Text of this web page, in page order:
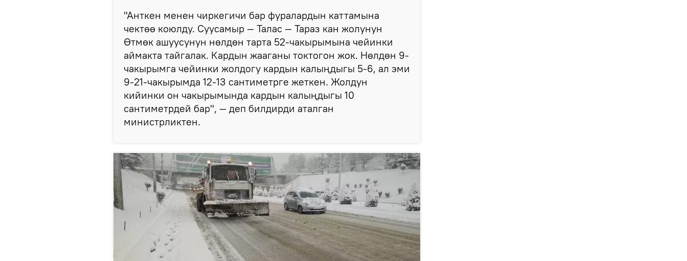
"Анткен менен чиркегичи бар фуралардын каттамына
чектөө коюлду. Суусамыр — Талас — Тараз кан жолунун
Өтмөк ашуусунун нөлдөн тарта 52-чакырымына чейинки
аймакта тайгалак. Кардын жааганы токтогон жок. Нөлдөн 9-
чакырымга чейинки жолдогу кардын калыңдыгы 5-6, ал эми
9-21-чакырымда 12-13 сантиметрге жеткен. Жолдун
кийинки он чакырымында кардын калыңдыгы 10
сантиметрдей бар", — деп билдирди аталган
министрликтен.